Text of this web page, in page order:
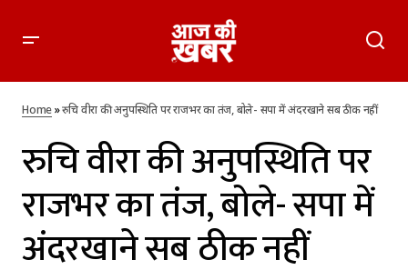
ठीक नहीं
Home»रुचि वीरा की अनुपस्थिति पर राजभर का तंज, बोले- सपा में अंदरखाने सब ठीक नहीं
रुचि वीरा की अनुपस्थिति पर
राजभर का तंज, बोले- सपा में
अंदरखाने सब ठीक नहीं